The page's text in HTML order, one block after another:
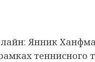
Янник
теннисного